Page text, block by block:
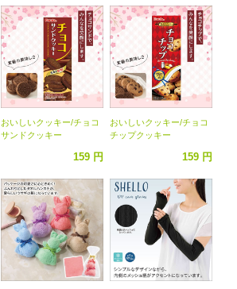
おいしいクッキー/チョコ
サンドクッキー
159 円
おいしいクッキー/チョコ
チップクッキー
159 円